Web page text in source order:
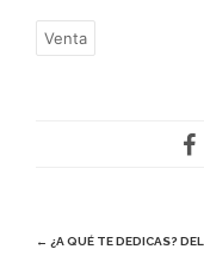
Venta
Navegación
← ¿A QUÉ TE DEDICAS? DEL